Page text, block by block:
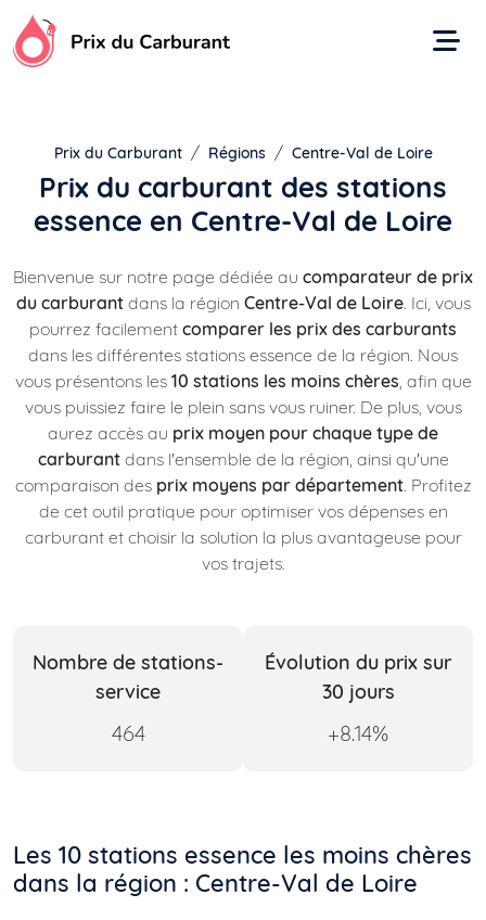
Aller
au
contenu
Prix du Carburant Régions Centre-Val de Loire
Prix du carburant des stations
essence en Centre-Val de Loire
Bienvenue sur notre page dédiée au comparateur de prix
du carburantdans la région Centre-Val de Loire. Ici, vous
pourrez facilement comparer les prix des carburants
dans les différentes stations essence de la région. Nous
vous présentons les 10 stations les moins chères, afin que
vous puissiez faire le plein sans vous ruiner. De plus, vous
aurez accès au prix moyen pour chaque type de
carburantdans l'ensemble de la région, ainsi qu'une
comparaison des prix moyens par département. Profitez
de cet outil pratique pour optimiser vos dépenses en
carburant et choisir la solution la plus avantageuse pour
vos trajets.
Nombre de stations-
service
464
Évolution du prix sur
30 jours
+8.14%
Les 10 stations essence les moins chères
dans la région : Centre-Val de Loire